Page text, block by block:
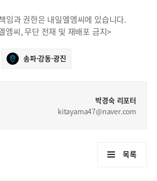
임과 권한은 내일엘엠씨에 있습니다.
엠씨, 무단 전재 및 재배포 금지>
송파·강동·광진
박경숙 리포터
kitayama47@naver.com
목록